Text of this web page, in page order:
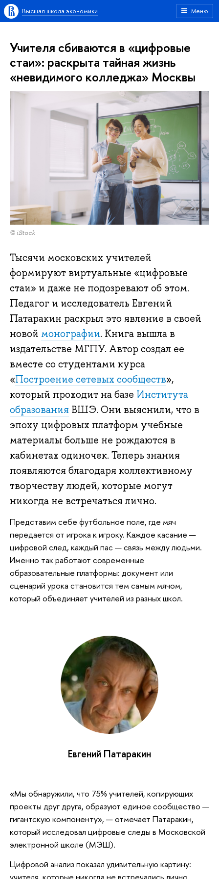
Меню
Высшая школа экономики
Учителя сбиваются в «цифровые
стаи»: раскрыта тайная жизнь
«невидимого колледжа» Москвы
© iStock
Тысячи московских учителей
формируют виртуальные «цифровые
стаи» и даже не подозревают об этом.
Педагог и исследователь Евгений
Патаракин раскрыл это явление в своей
новой монографии. Книга вышла в
издательстве МГПУ. Автор создал ее
вместе со студентами курса
«Построение сетевых сообществ»,
который проходит на базе Института
образования ВШЭ. Они выяснили, что в
эпоху цифровых платформ учебные
материалы больше не рождаются в
кабинетах одиночек. Теперь знания
появляются благодаря коллективному
творчеству людей, которые могут
никогда не встречаться лично.
Представим себе футбольное поле, где мяч
передается от игрока к игроку. Каждое касание —
цифровой след, каждый пас — связь между людьми.
Именно так работают современные
образовательные платформы: документ или
сценарий урока становится тем самым мячом,
который объединяет учителей из разных школ.
Евгений Патаракин
«Мы обнаружили, что 75% учителей, копирующих
проекты друг друга, образуют единое сообщество —
гигантскую компоненту», — отмечает Патаракин,
который исследовал цифровые следы в Московской
электронной школе (МЭШ).
Цифровой анализ показал удивительную картину:
учителя, которые никогда не встречались лично,